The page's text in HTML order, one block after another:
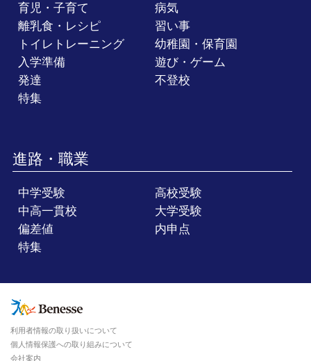
育児・子育て
病気
離乳食・レシピ
習い事
トイレトレーニング
幼稚園・保育園
入学準備
遊び・ゲーム
発達
不登校
特集
進路・職業
中学受験
高校受験
中高一貫校
大学受験
偏差値
内申点
特集
利用者情報の取り扱いについて
個人情報保護への取り組みについて
会社案内